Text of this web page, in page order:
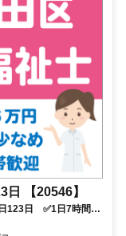
【20546】
123日 ✅1日7時間労
✅応募条件：介護